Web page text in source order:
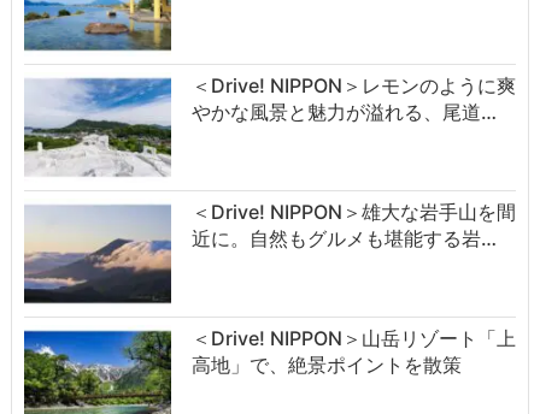
＜Drive! NIPPON＞レモンのように爽
やかな風景と魅力が溢れる、尾道…
＜Drive! NIPPON＞雄大な岩手山を間
近に。自然もグルメも堪能する岩…
＜Drive! NIPPON＞山岳リゾート「上
高地」で、絶景ポイントを散策